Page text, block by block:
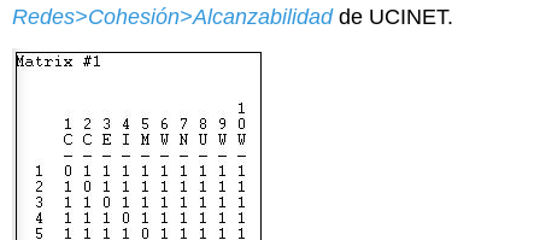
Redes>Cohesión>Alcanzabilidadde UCINET.